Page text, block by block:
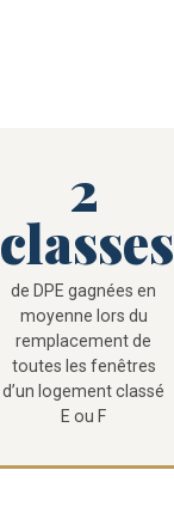
2
classes
de DPE gagnées en
moyenne lors du
remplacement de
toutes les fenêtres
d’un logement classé
E ou F